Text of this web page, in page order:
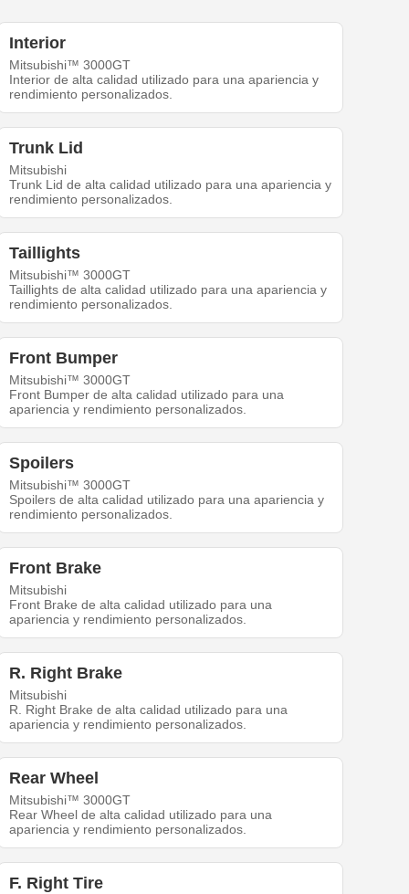
Interior
Mitsubishi™ 3000GT
Interior de alta calidad utilizado para una apariencia y
rendimiento personalizados.
Trunk Lid
Mitsubishi
Trunk Lid de alta calidad utilizado para una apariencia y
rendimiento personalizados.
Taillights
Mitsubishi™ 3000GT
Taillights de alta calidad utilizado para una apariencia y
rendimiento personalizados.
Front Bumper
Mitsubishi™ 3000GT
Front Bumper de alta calidad utilizado para una
apariencia y rendimiento personalizados.
Spoilers
Mitsubishi™ 3000GT
Spoilers de alta calidad utilizado para una apariencia y
rendimiento personalizados.
Front Brake
Mitsubishi
Front Brake de alta calidad utilizado para una
apariencia y rendimiento personalizados.
R. Right Brake
Mitsubishi
R. Right Brake de alta calidad utilizado para una
apariencia y rendimiento personalizados.
Rear Wheel
Mitsubishi™ 3000GT
Rear Wheel de alta calidad utilizado para una
apariencia y rendimiento personalizados.
F. Right Tire